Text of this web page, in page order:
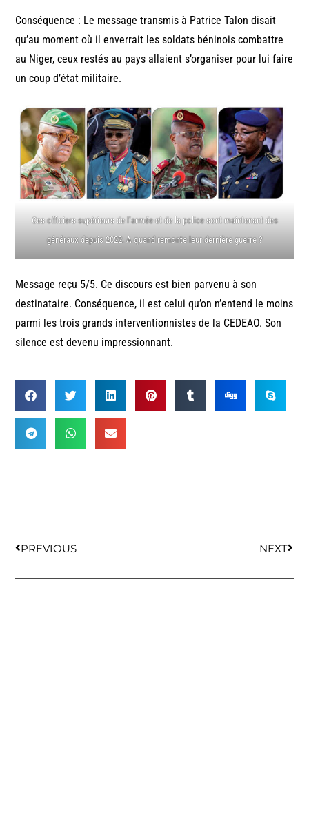
Conséquence : Le message transmis à Patrice Talon disait
qu’au moment où il enverrait les soldats béninois combattre
au Niger, ceux restés au pays allaient s’organiser pour lui faire
un coup d’état militaire.
Ces officiers supérieurs de l’armée et de la police sont maintenant des
généraux depuis 2022. A quand remonte leur dernière guerre ?
Message reçu 5/5. Ce discours est bien parvenu à son
destinataire. Conséquence, il est celui qu’on n’entend le moins
parmi les trois grands interventionnistes de la CEDEAO. Son
silence est devenu impressionnant.
PREVIOUS NEXT